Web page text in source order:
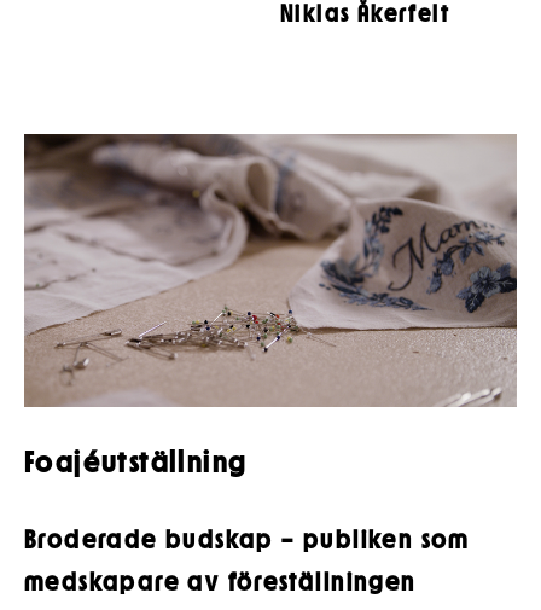
Niklas Åkerfelt
Foajéutställning
Broderade budskap – publiken som
medskapare av föreställningen